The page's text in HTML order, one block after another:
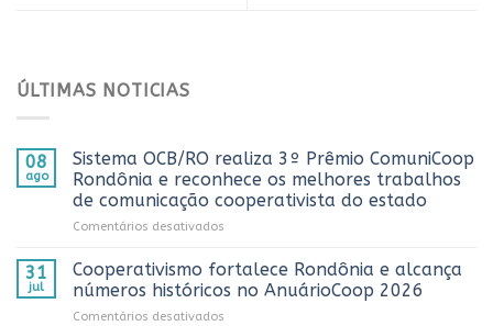
ÚLTIMAS NOTICIAS
08
ago
Sistema OCB/RO realiza 3º Prêmio ComuniCoop
Rondônia e reconhece os melhores trabalhos
de comunicação cooperativista do estado
Comentários desativados
OCB/RO
3º
31
jul
Cooperativismo fortalece Rondônia e alcança
números históricos no AnuárioCoop 2026
Comentários desativados